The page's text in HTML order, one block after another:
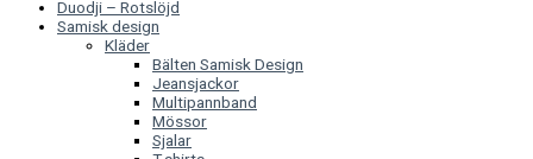
Duodji – Rotslöjd
Samisk design
Kläder
Bälten Samisk Design
Jeansjackor
Multipannband
Mössor
Sjalar